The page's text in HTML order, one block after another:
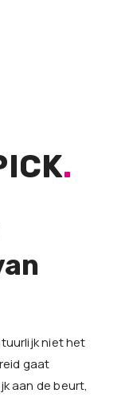
.
niet het
gaat
aan de beurt,